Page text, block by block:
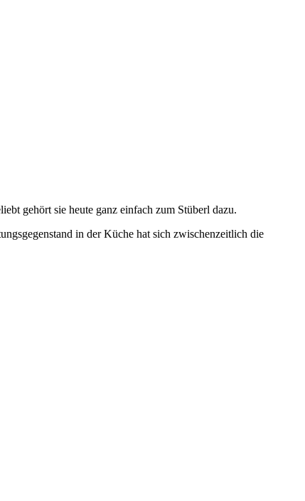
gehört sie heute ganz einfach zum Stüberl dazu.
in der Küche hat sich zwischenzeitlich die